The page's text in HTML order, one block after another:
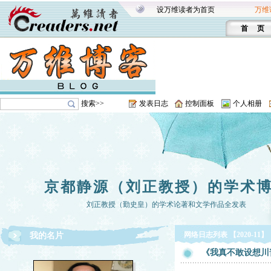
设万维读者为首页 万维
首 页
搜索>> 发表日志 控制面板 个人相册
京都静源（刘正教授）的学术
刘正教授（勤史皇）的学术论著和文学作品全发表
我的名片 网络日志列表 【2020-11】
《我真不敢设想